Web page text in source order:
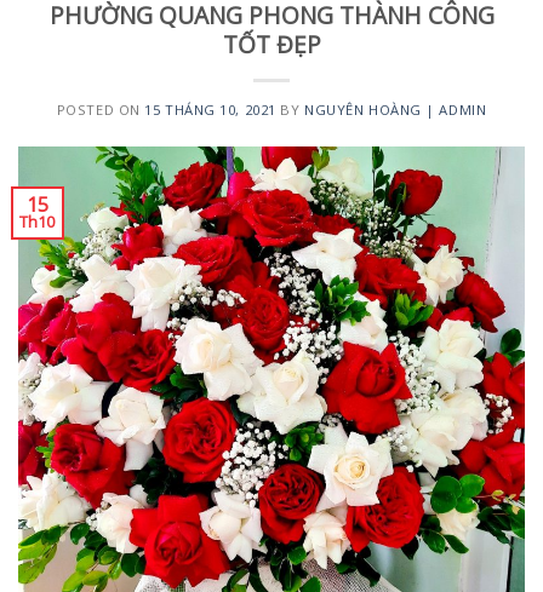
PHƯỜNG QUANG PHONG THÀNH CÔNG
TỐT ĐẸP
POSTED ON 15 THÁNG 10, 2021 BY NGUYÊN HOÀNG | ADMIN
15
Th10